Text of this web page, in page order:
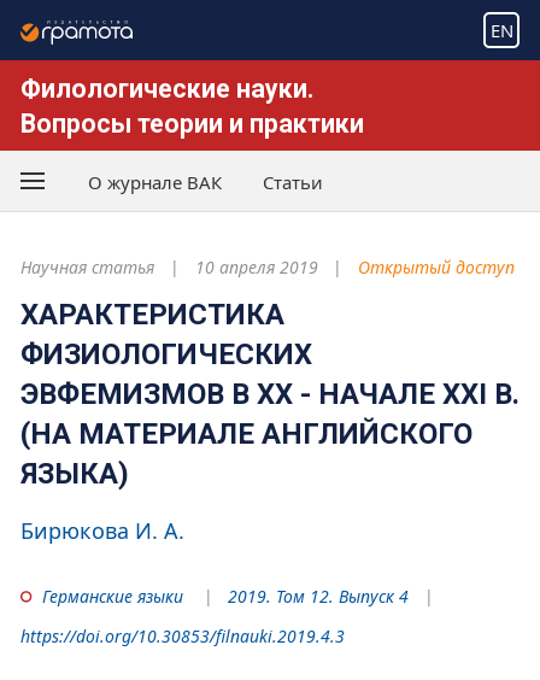
EN
Филологические науки.
Вопросы теории и практики
О журнале ВАК Статьи
Научная статья 10 апреля 2019 Открытый доступ
ХАРАКТЕРИСТИКА
ФИЗИОЛОГИЧЕСКИХ
ЭВФЕМИЗМОВ В XX - НАЧАЛЕ XXI В.
(НА МАТЕРИАЛЕ АНГЛИЙСКОГО
ЯЗЫКА)
Бирюкова И. А.
Германские языки
2019. Том 12. Выпуск 4
https://doi.org/10.30853/filnauki.2019.4.3